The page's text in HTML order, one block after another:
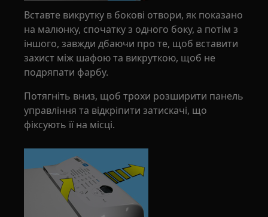
Вставте викрутку в бокові отвори, як показано
на малюнку, спочатку з одного боку, а потім з
іншого, завжди дбаючи про те, щоб вставити
захист між шафою та викруткою, щоб не
подряпати фарбу.
Потягніть вниз, щоб трохи розширити панель
управління та відкріпити затискачі, що
фіксують її на місці.